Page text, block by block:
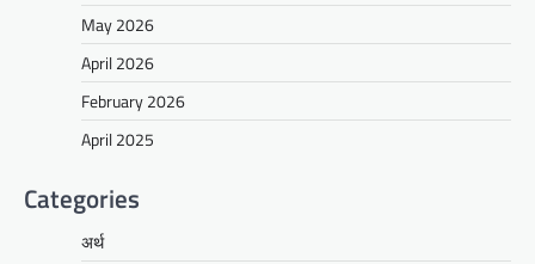
May 2026
April 2026
February 2026
April 2025
Categories
अर्थ